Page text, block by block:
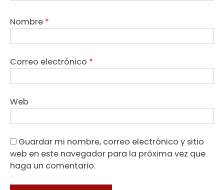
Nombre *
Correo electrónico *
Web
Guardar mi nombre, correo electrónico y sitio
web en este navegador para la próxima vez que
haga un comentario.